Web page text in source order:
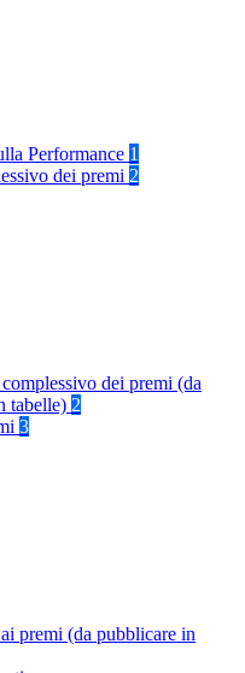
Performance 1
dei premi 2
dei premi (da
tabelle) 2
3
premi (da pubblicare in